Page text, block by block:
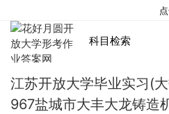
科目检索
江苏开放大学毕业实习(
967盐城市大丰大龙铸造